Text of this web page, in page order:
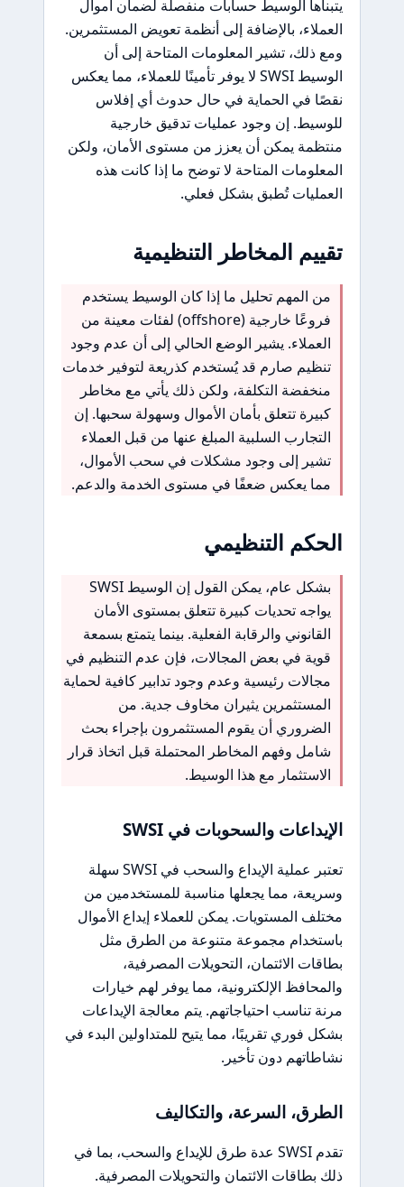
يتبناها الوسيط حسابات منفصلة لضمان أموال
العملاء، بالإضافة إلى أنظمة تعويض المستثمرين.
ومع ذلك، تشير المعلومات المتاحة إلى أن
الوسيط SWSI لا يوفر تأمينًا للعملاء، مما يعكس
نقصًا في الحماية في حال حدوث أي إفلاس
للوسيط. إن وجود عمليات تدقيق خارجية
منتظمة يمكن أن يعزز من مستوى الأمان، ولكن
المعلومات المتاحة لا توضح ما إذا كانت هذه
العمليات تُطبق بشكل فعلي.
تقييم المخاطر التنظيمية
من المهم تحليل ما إذا كان الوسيط يستخدم
فروعًا خارجية (offshore) لفئات معينة من
العملاء. يشير الوضع الحالي إلى أن عدم وجود
تنظيم صارم قد يُستخدم كذريعة لتوفير خدمات
منخفضة التكلفة، ولكن ذلك يأتي مع مخاطر
كبيرة تتعلق بأمان الأموال وسهولة سحبها. إن
التجارب السلبية المبلغ عنها من قبل العملاء
تشير إلى وجود مشكلات في سحب الأموال،
مما يعكس ضعفًا في مستوى الخدمة والدعم.
الحكم التنظيمي
بشكل عام، يمكن القول إن الوسيط SWSI
يواجه تحديات كبيرة تتعلق بمستوى الأمان
القانوني والرقابة الفعلية. بينما يتمتع بسمعة
قوية في بعض المجالات، فإن عدم التنظيم في
مجالات رئيسية وعدم وجود تدابير كافية لحماية
المستثمرين يثيران مخاوف جدية. من
الضروري أن يقوم المستثمرون بإجراء بحث
شامل وفهم المخاطر المحتملة قبل اتخاذ قرار
الاستثمار مع هذا الوسيط.
الإيداعات والسحوبات في SWSI
تعتبر عملية الإيداع والسحب في SWSI سهلة
وسريعة، مما يجعلها مناسبة للمستخدمين من
مختلف المستويات. يمكن للعملاء إيداع الأموال
باستخدام مجموعة متنوعة من الطرق مثل
بطاقات الائتمان، التحويلات المصرفية،
والمحافظ الإلكترونية، مما يوفر لهم خيارات
مرنة تناسب احتياجاتهم. يتم معالجة الإيداعات
بشكل فوري تقريبًا، مما يتيح للمتداولين البدء في
نشاطاتهم دون تأخير.
الطرق، السرعة، والتكاليف
تقدم SWSI عدة طرق للإيداع والسحب، بما في
ذلك بطاقات الائتمان والتحويلات المصرفية.